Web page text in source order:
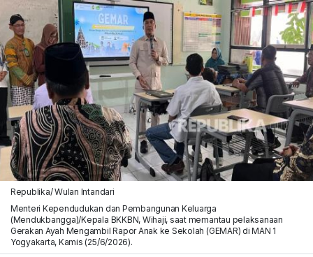
Republika/ Wulan Intandari
Menteri Kependudukan dan Pembangunan Keluarga
(Mendukbangga)/Kepala BKKBN, Wihaji, saat memantau pelaksanaan
Gerakan Ayah Mengambil Rapor Anak ke Sekolah (GEMAR) di MAN 1
Yogyakarta, Kamis (25/6/2026).